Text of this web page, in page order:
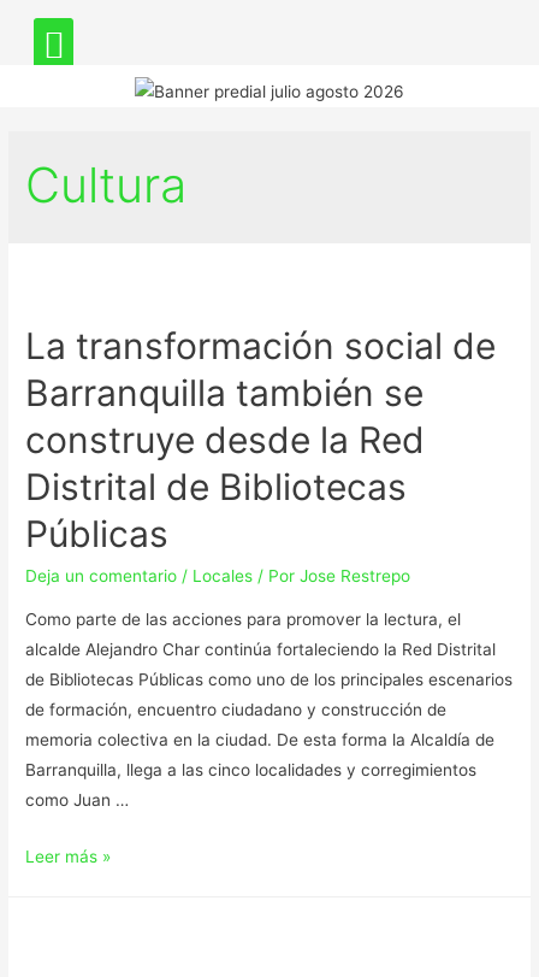
Cultura
La transformación social de
Barranquilla también se
construye desde la Red
Distrital de Bibliotecas
Públicas
Deja un comentario / Locales / PorJose Restrepo
Como parte de las acciones para promover la lectura, el
alcalde Alejandro Char continúa fortaleciendo la Red Distrital
de Bibliotecas Públicas como uno de los principales escenarios
de formación, encuentro ciudadano y construcción de
memoria colectiva en la ciudad. De esta forma la Alcaldía de
Barranquilla, llega a las cinco localidades y corregimientos
como Juan …
Leer más »